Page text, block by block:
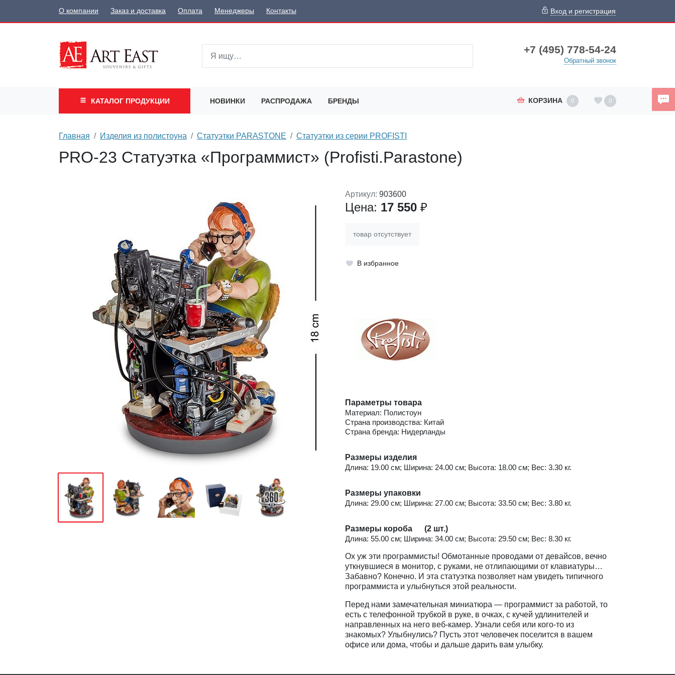
О компании Заказ и доставка Оплата Менеджеры Контакты Вход и регистрация
+7 (495) 778-54-24
Обратный звонок
КАТАЛОГ ПРОДУКЦИИ НОВИНКИ РАСПРОДАЖА БРЕНДЫ КОРЗИНА 0 0
Главная Изделия из полистоуна Статуэтки PARASTONE Статуэтки из серии PROFISTI
PRO-23 Статуэтка «Программист» (Profisti.Parastone)
Артикул: 903600
Цена: 17 550 ₽
товар отсутствует
В избранное
Параметры товара
Материал: Полистоун
Страна производства: Китай
Страна бренда: Нидерланды
Размеры изделия
Длина: 19.00 см; Ширина: 24.00 см; Высота: 18.00 см; Вес: 3.30 кг.
Размеры упаковки
Длина: 29.00 см; Ширина: 27.00 см; Высота: 33.50 см; Вес: 3.80 кг.
Размеры короба (2 шт.)
Длина: 55.00 см; Ширина: 34.00 см; Высота: 29.50 см; Вес: 8.30 кг.
Ох уж эти программисты! Обмотанные проводами от девайсов, вечно
уткнувшиеся в монитор, с руками, не отлипающими от клавиатуры…
Забавно? Конечно. И эта статуэтка позволяет нам увидеть типичного
программиста и улыбнуться этой реальности.
Перед нами замечательная миниатюра — программист за работой, то
есть с телефонной трубкой в руке, в очках, с кучей удлинителей и
направленных на него веб-камер. Узнали себя или кого-то из
знакомых? Улыбнулись? Пусть этот человечек поселится в вашем
офисе или дома, чтобы и дальше дарить вам улыбку.